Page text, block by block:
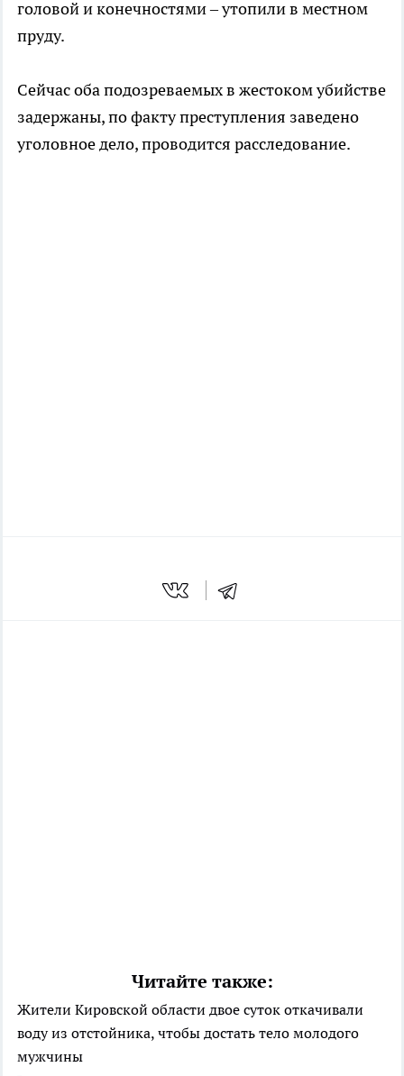
головой и конечностями – утопили в местном
пруду.
Сейчас оба подозреваемых в жестоком убийстве
задержаны, по факту преступления заведено
уголовное дело, проводится расследование.
Читайте также:
Жители Кировской области двое суток откачивали
воду из отстойника, чтобы достать тело молодого
мужчины